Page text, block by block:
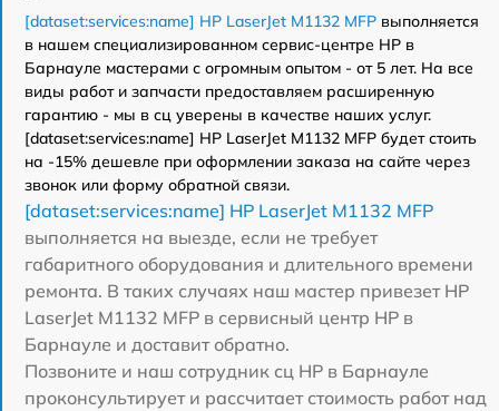
[dataset:services:name] HP LaserJet M1132 MFP выполняется
в нашем специализированном сервис-центре HP в
Барнауле мастерами с огромным опытом - от 5 лет. На все
виды работ и запчасти предоставляем расширенную
гарантию - мы в сц уверены в качестве наших услуг.
[dataset:services:name] HP LaserJet M1132 MFP будет стоить
на -15% дешевле при оформлении заказа на сайте через
звонок или форму обратной связи.
[dataset:services:name] HP LaserJet M1132 MFP
выполняется на выезде, если не требует
габаритного оборудования и длительного времени
ремонта. В таких случаях наш мастер привезет HP
LaserJet M1132 MFP в сервисный центр HP в
Барнауле и доставит обратно.
Позвоните и наш сотрудник сц HP в Барнауле
проконсультирует и рассчитает стоимость работ над